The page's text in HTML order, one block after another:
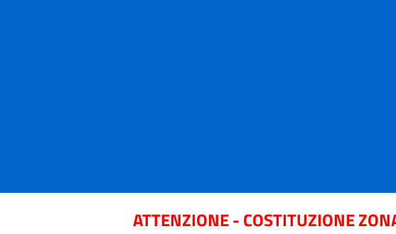
ATTENZIONE - COSTITUZIONE